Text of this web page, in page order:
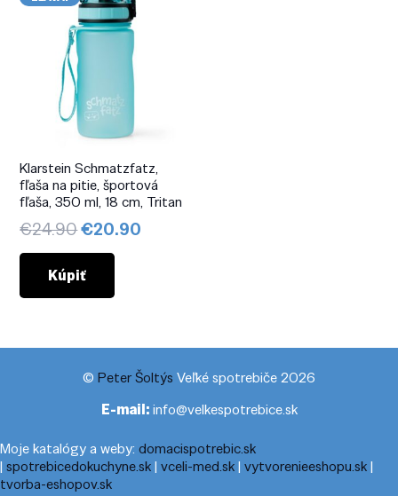
Klarstein Schmatzfatz,
fľaša na pitie, športová
fľaša, 350 ml, 18 cm, Tritan
€24.90Pôvodná
cena
bola:
€24.90.
€20.90
Kúpiť
© Peter Šoltýs Veľké spotrebiče 2026
E-mail:info@velkespotrebice.sk
Moje katalógy a weby: domacispotrebic.sk
| spotrebicedokuchyne.sk| vceli-med.sk| vytvorenieeshopu.sk|
tvorba-eshopov.sk